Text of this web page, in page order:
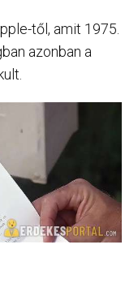
től, amit 1975.
azonban a